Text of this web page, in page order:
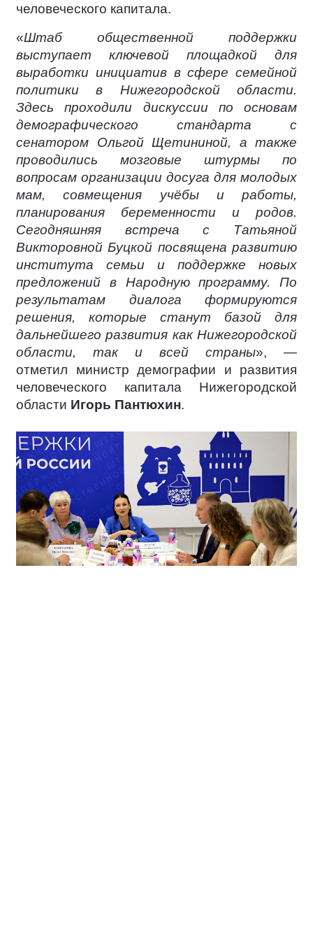
человеческого капитала.
«Штаб общественной поддержки
выступает ключевой площадкой для
выработки инициатив в сфере семейной
политики в Нижегородской области.
Здесь проходили дискуссии по основам
демографического стандарта с
сенатором Ольгой Щетининой, а также
проводились мозговые штурмы по
вопросам организации досуга для молодых
мам, совмещения учёбы и работы,
планирования беременности и родов.
Сегодняшняя встреча с Татьяной
Викторовной Буцкой посвящена развитию
института семьи и поддержке новых
предложений в Народную программу. По
результатам диалога формируются
решения, которые станут базой для
дальнейшего развития как Нижегородской
области, так и всей страны», —
отметил министр демографии и развития
человеческого капитала Нижегородской
области Игорь Пантюхин.